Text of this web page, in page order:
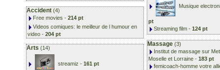
Accident (4)
Free movies - 214 pt
Videos comiques: le meilleur de l humour en
video - 204 pt
Arts (14)
streamiz - 161 pt
Musique
pt
Streaming film - 124 pt
Massage (3)
Institut de massage sur
Moselle et Lorraine - 183 pt
femicoach-homme votre